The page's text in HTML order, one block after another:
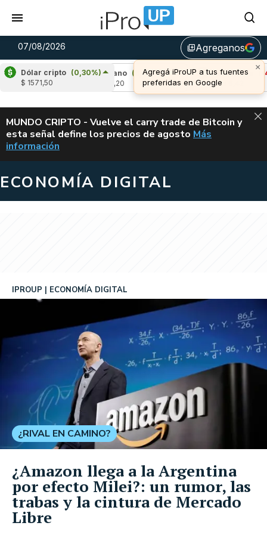
07/08/2026 library_addAgreganos
Dólar cripto (0,30%)
$ 1571,50
Cardano (6,87%)
Avalanche
(-4,37%)
u$s 6,42
ALERTA
MUNDO CRIPTO - Vuelve el carry trade de Bitcoin y
esta señal define los precios de agosto VUELVE EL
Más
información
ECONOMÍA DIGITAL
IPROUP ECONOMÍA DIGITAL
¿RIVAL EN CAMINO?
¿Amazon llega a la Argentina
por efecto Milei?: un rumor, las
trabas y la cintura de Mercado
Libre